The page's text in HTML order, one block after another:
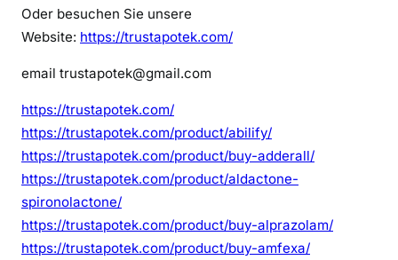
Oder besuchen Sie unsere
Website: https://trustapotek.com/
email trustapotek@gmail.com
https://trustapotek.com/
https://trustapotek.com/product/abilify/
https://trustapotek.com/product/buy-adderall/
https://trustapotek.com/product/aldactone-
spironolactone/
https://trustapotek.com/product/buy-alprazolam/
https://trustapotek.com/product/buy-amfexa/